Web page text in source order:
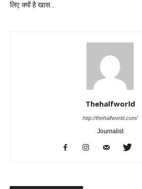
लिए क्यों है खास…
Thehalfworld
http://thehalfworld.com/
Journalist